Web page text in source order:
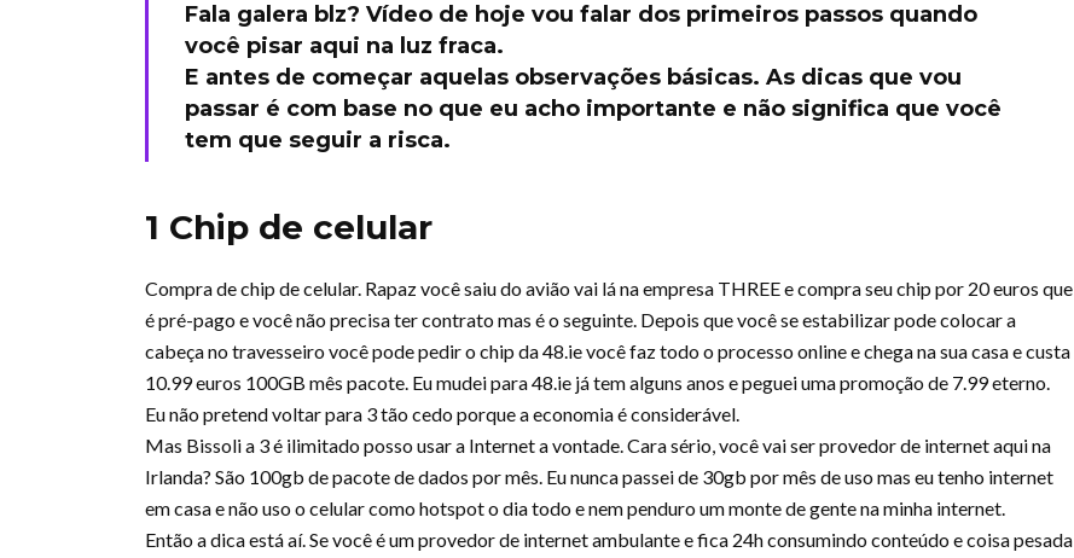
Fala galera blz? Vídeo de hoje vou falar dos primeiros passos quando
você pisar aqui na luz fraca.
E antes de começar aquelas observações básicas. As dicas que vou
passar é com base no que eu acho importante e não significa que você
tem que seguir a risca.
1 Chip de celular
Compra de chip de celular. Rapaz você saiu do avião vai lá na empresa THREE e compra seu chip por 20 euros que
é pré-pago e você não precisa ter contrato mas é o seguinte. Depois que você se estabilizar pode colocar a
cabeça no travesseiro você pode pedir o chip da 48.ie você faz todo o processo online e chega na sua casa e custa
10.99 euros 100GB mês pacote. Eu mudei para 48.ie já tem alguns anos e peguei uma promoção de 7.99 eterno.
Eu não pretend voltar para 3 tão cedo porque a economia é considerável.
Mas Bissoli a 3 é ilimitado posso usar a Internet a vontade. Cara sério, você vai ser provedor de internet aqui na
Irlanda? São 100gb de pacote de dados por mês. Eu nunca passei de 30gb por mês de uso mas eu tenho internet
em casa e não uso o celular como hotspot o dia todo e nem penduro um monte de gente na minha internet.
Então a dica está aí. Se você é um provedor de internet ambulante e fica 24h consumindo conteúdo e coisa pesada